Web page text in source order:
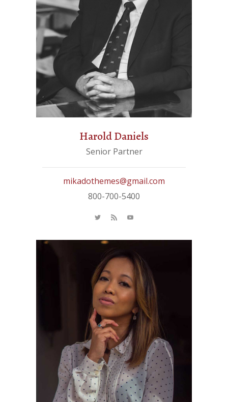
Harold Daniels
Senior Partner
mikadothemes@gmail.com
800-700-5400